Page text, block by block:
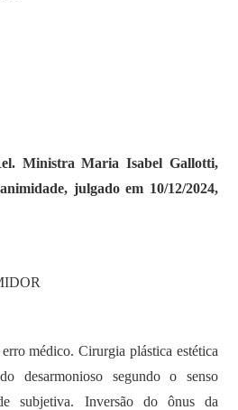
Ministra Maria Isabel Gallotti,
julgado em 10/12/2024,
médico. Cirurgia plástica estética
desarmonioso segundo o senso
subjetiva. Inversão do ônus da